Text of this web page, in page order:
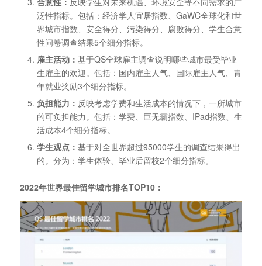
泛性指标。包括：经济学人宜居指数、GaWC全球化和世
界城市指数、安全得分、污染得分、腐败得分、学生合意
性问卷调查结果5个细分指标。
雇主活动： 基于QS全球雇主调查说明哪些城市最受毕业
生雇主的欢迎。包括：国内雇主人气、国际雇主人气、青
年就业奖励3个细分指标。
负担能力： 反映考虑学费和生活成本的情况下，一所城市
的可负担能力。包括：学费、巨无霸指数、IPad指数、生
活成本4个细分指标。
学生观点： 基于对全世界超过95000学生的调查结果得出
的。分为：学生体验、毕业后留校2个细分指标。
2022年世界最佳留学城市排名TOP10：